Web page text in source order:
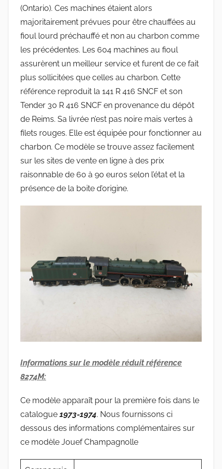
(Ontario). Ces machines étaient alors
majoritairement prévues pour être chauffées au
fioul lourd préchauffé et non au charbon comme
les précédentes. Les 604 machines au fioul
assurèrent un meilleur service et furent de ce fait
plus sollicitées que celles au charbon. Cette
référence reproduit la 141 R 416 SNCF et son
Tender 30 R 416 SNCF en provenance du dépôt
de Reims. Sa livrée n’est pas noire mais vertes à
filets rouges. Elle est équipée pour fonctionner au
charbon. Ce modèle se trouve assez facilement
sur les sites de vente en ligne à des prix
raisonnable de 60 à 90 euros selon l’état et la
présence de la boite d’origine.
Informations sur le modèle réduit référence
8274M:
Ce modèle apparaît pour la première fois dans le
catalogue 1973-1974. Nous fournissons ci
dessous des informations complémentaires sur
ce modèle Jouef Champagnolle